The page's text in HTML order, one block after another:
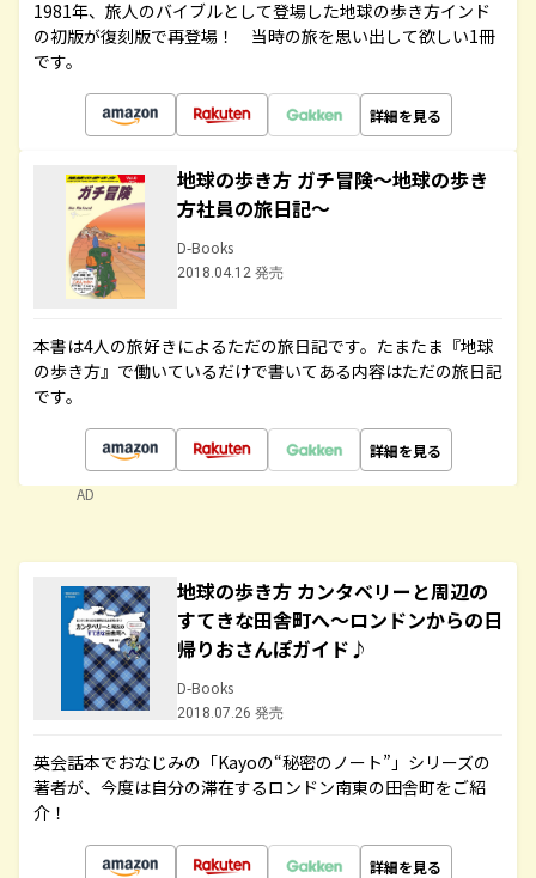
1981年、旅人のバイブルとして登場した地球の歩き方インド
の初版が復刻版で再登場！ 当時の旅を思い出して欲しい1冊
です。
詳細を見る
地球の歩き方 ガチ冒険～地球の歩き
方社員の旅日記～
D-Books
2018.04.12 発売
本書は4人の旅好きによるただの旅日記です。たまたま『地球
の歩き方』で働いているだけで書いてある内容はただの旅日記
です。
詳細を見る
AD
地球の歩き方 カンタベリーと周辺の
すてきな田舎町へ～ロンドンからの日
帰りおさんぽガイド♪
D-Books
2018.07.26 発売
英会話本でおなじみの「Kayoの“秘密のノート”」シリーズの
著者が、今度は自分の滞在するロンドン南東の田舎町をご紹
介！
詳細を見る